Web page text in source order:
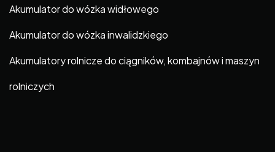
Akumulator do wózka widłowego
Akumulator do wózka inwalidzkiego
Akumulatory rolnicze do ciągników, kombajnów i maszyn
rolniczych